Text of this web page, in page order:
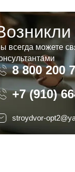
всегда можете
8 800 200
+7 (910)
stroydvor-